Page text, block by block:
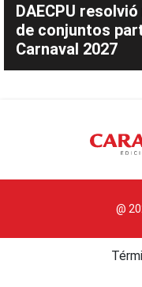
DAECPU
de conjuntos
Carnaval 2027
@